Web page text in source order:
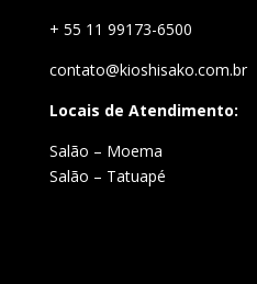
+ 55 11 99173-6500
contato@kioshisako.com.br
Locais de Atendimento:
Salão – Moema
Salão – Tatuapé